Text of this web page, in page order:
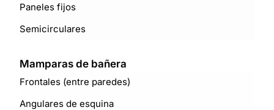
Paneles fijos
Semicirculares
Mamparas de bañera
Frontales (entre paredes)
Angulares de esquina